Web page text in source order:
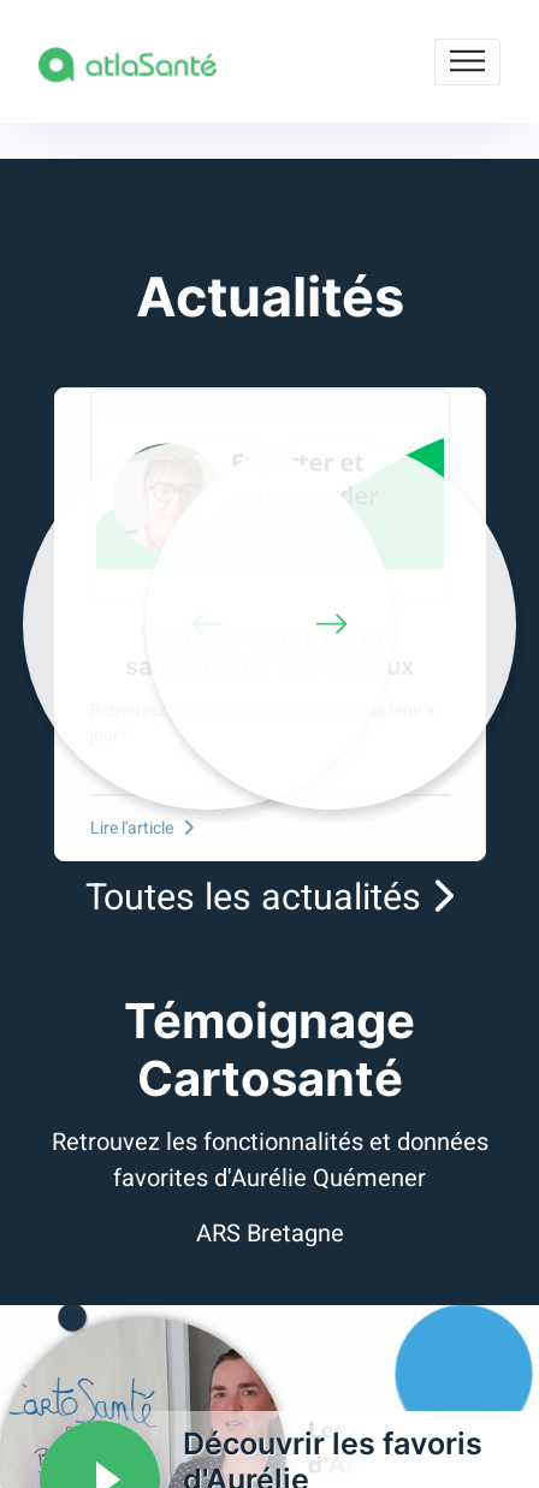
Actualités
REPLAY Exporter et
sauvegarder ses travaux
Retrouvez le replay de 30 min pour vous tenir à
Lire l'article
Next
Toutes les actualités
Témoignage
Cartosanté
Retrouvez les fonctionnalités et données
favorites d'Aurélie Quémener
ARS Bretagne
Découvrir les favoris
d'Aurélie